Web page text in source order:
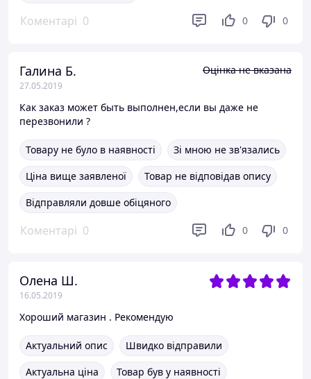
Коментарі 0 0 0
Галина Б.
27.05.2019
Оцінка не вказана
Как заказ может быть выполнен,если вы даже не
перезвонили ?
Товару не було в наявності
Зі мною не зв'язались
Ціна вище заявленої
Товар не відповідав опису
Відправляли довше обіцяного
Коментарі 0 0 0
Олена Ш.
16.05.2019
Хороший магазин . Рекомендую
Актуальний опис
Швидко відправили
Актуальна ціна
Товар був у наявності